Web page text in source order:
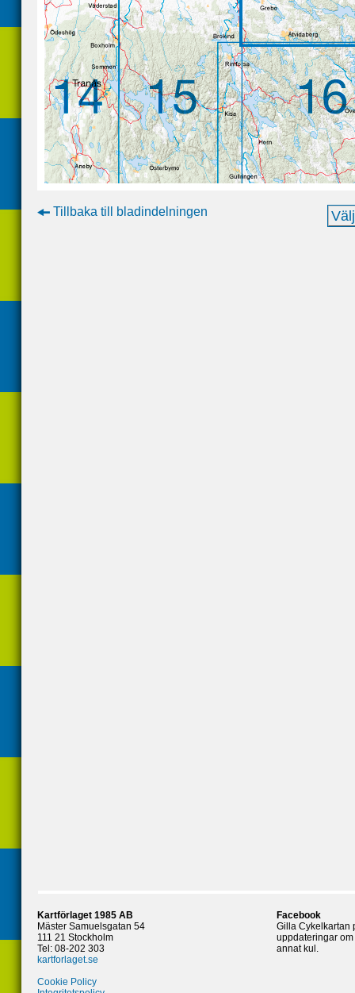
Tillbaka till bladindelningen
Kartförlaget 1985 AB
Mäster Samuelsgatan 54
111 21 Stockholm
Tel: 08-202 303
kartforlaget.se
Cookie Policy
Facebook
Gilla Cykelkartan
uppdateringar
annat kul.